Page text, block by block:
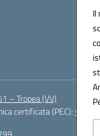
Il
– Tropea (VV)
certificata (PEC):